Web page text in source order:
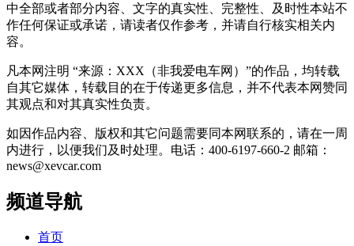
中全部或者部分内容、文字的真实性、完整性、及时性本站不
作任何保证或承诺，请读者仅作参考，并请自行核实相关内
容。
凡本网注明 “来源：XXX（非我爱电车网）”的作品，均转载
自其它媒体，转载目的在于传递更多信息，并不代表本网赞同
其观点和对其真实性负责。
如因作品内容、版权和其它问题需要同本网联系的，请在一周
内进行，以便我们及时处理。电话：400-6197-660-2 邮箱：
news@xevcar.com
频道导航
首页